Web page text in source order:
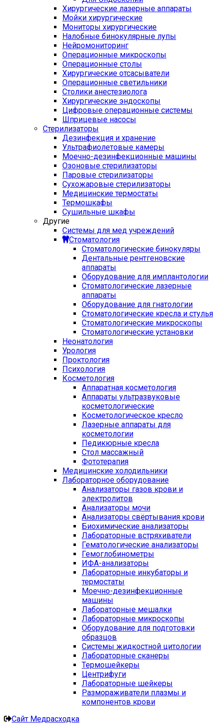
Хирургические лазерные аппараты
Мойки хирургические
Мониторы хирургические
Налобные бинокулярные лупы
Нейромониторинг
Операционные микроскопы
Операционные столы
Хирургические отсасыватели
Операционные светильники
Столики анестезиолога
Хирургические эндоскопы
Цифровые операционные системы
Шприцевые насосы
Стерилизаторы
Дезинфекция и хранение
Ультрафиолетовые камеры
Моечно-дезинфекционные машины
Озоновые стерилизаторы
Паровые стерилизаторы
Сухожаровые стерилизаторы
Медицинские термостаты
Термошкафы
Сушильные шкафы
Другие
Системы для мед учреждений
Стоматология
Стоматологические бинокуляры
Дентальные рентгеновские
аппараты
Оборудование для имплантологии
Стоматологические лазерные
аппараты
Оборудование для гнатологии
Стоматологические кресла и стулья
Стоматологические микроскопы
Стоматологические установки
Неонатология
Урология
Проктология
Психология
Косметология
Аппаратная косметология
Аппараты ультразвуковые
косметологические
Косметологическое кресло
Лазерные аппараты для
косметологии
Педикюрные кресла
Стол массажный
Фототерапия
Медицинские холодильники
Лабораторное оборудование
Анализаторы газов крови и
электролитов
Анализаторы мочи
Анализаторы свёртывания крови
Биохимические анализаторы
Лабораторные встряхиватели
Гематологические анализаторы
Гемоглобинометры
ИФА-анализаторы
Лабораторные инкубаторы и
термостаты
Моечно-дезинфекционные
машины
Лабораторные мешалки
Лабораторные микроскопы
Оборудование для подготовки
образцов
Системы жидкостной цитологии
Лабораторные сканеры
Термошейкеры
Центрифуги
Лабораторные шейкеры
Размораживатели плазмы и
компонентов крови
Сайт Медрасходка